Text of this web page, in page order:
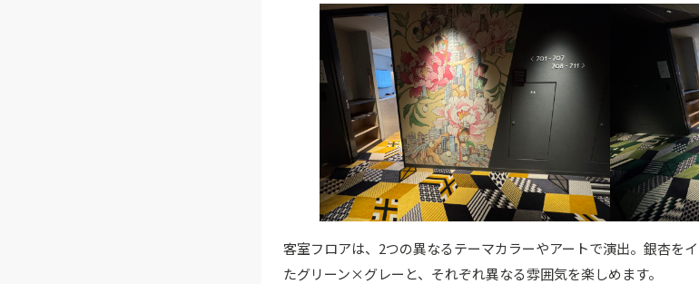
客室フロアは、2つの異なるテーマカラーやアートで演出。銀杏を
たグリーン×グレーと、それぞれ異なる雰囲気を楽しめます。